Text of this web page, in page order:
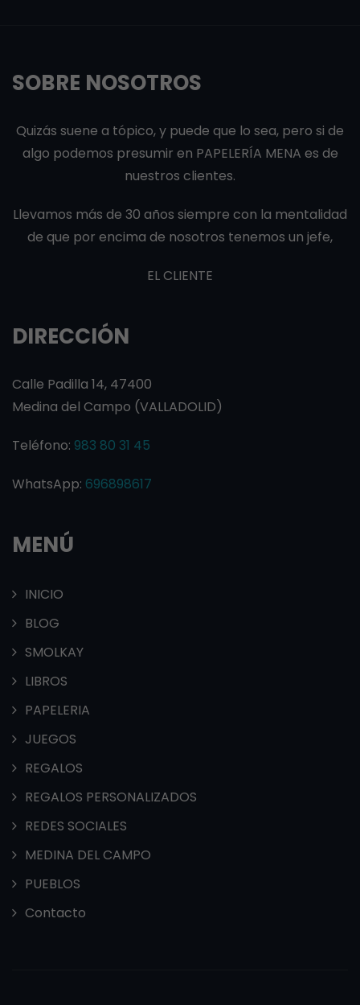
SOBRE NOSOTROS
Quizás suene a tópico, y puede que lo sea, pero si de
algo podemos presumir en PAPELERÍA MENA es de
nuestros clientes.
Llevamos más de 30 años siempre con la mentalidad
de que por encima de nosotros tenemos un jefe,
EL CLIENTE
DIRECCIÓN
Calle Padilla 14, 47400
Medina del Campo (VALLADOLID)
Teléfono: 983 80 31 45
WhatsApp: 696898617
MENÚ
INICIO
BLOG
SMOLKAY
LIBROS
PAPELERIA
JUEGOS
REGALOS
REGALOS PERSONALIZADOS
REDES SOCIALES
MEDINA DEL CAMPO
PUEBLOS
Contacto